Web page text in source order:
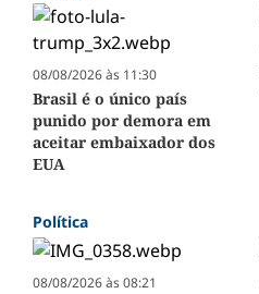
08/08/2026 às 11:30
Brasil é o único país
punido por demora em
aceitar embaixador dos
EUA
Política
08/08/2026 às 08:21